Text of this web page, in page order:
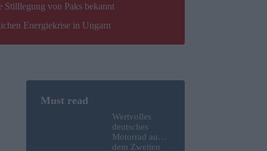
Stilllegung von Paks bekannt
Energiekrise in Ungarn
Wertvolles
deutsches
Motorrad aus
dem Zweiten